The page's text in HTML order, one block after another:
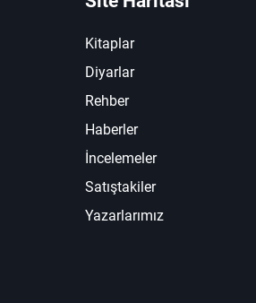
Kitaplar
Diyarlar
Rehber
Haberler
İncelemeler
Satıştakiler
Yazarlarımız